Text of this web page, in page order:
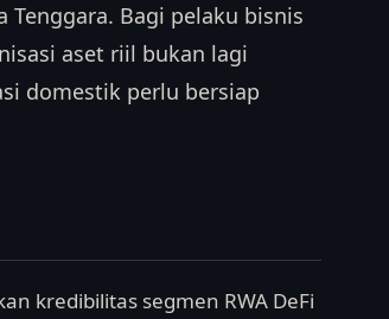
Bagi pelaku bisnis
aset riil bukan lagi
domestik perlu bersiap
kredibilitas segmen RWA DeFi